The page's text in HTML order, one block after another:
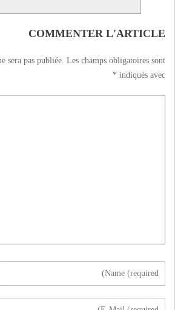
COMMENTER L'ARTICLE
sera pas publiée. Les champs obligatoires sont
indiqués avec
*